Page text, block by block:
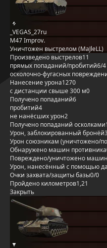
_VEGAS_27ru
M47 Improv.
Уничтожен выстрелом (MaJleLL)
Произведено выстрелов11
прямых попаданий/пробитий6/4
осколочно-фугасных
Нанесение урона1270
с дистанции свыше 300 м0
Получено попаданий6
пробитий4
не нанёсших урон2
Получено попаданий осколками
Урон, заблокированный бронёй
Урон союзникам (уничтожено/
Обнаружено машин противника
Повреждено/уничтожено
Урон, нанесённый с помощью
Очки захвата/защиты базы0/0
Пройдено километров1,21
Закрыть